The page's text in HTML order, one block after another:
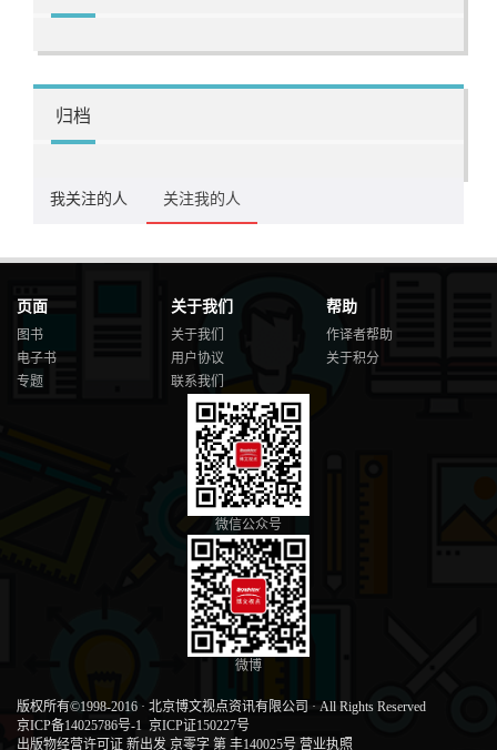
归档
我关注的人 关注我的人
页面
图书
电子书
专题
关于我们
关于我们
用户协议
联系我们
帮助
作译者帮助
关于积分
微信公众号
微博
版权所有©1998-2016 · 北京博文视点资讯有限公司 · All Rights Reserved
京ICP备14025786号-1 京ICP证150227号
出版物经营许可证 新出发 京零字 第 丰140025号 营业执照